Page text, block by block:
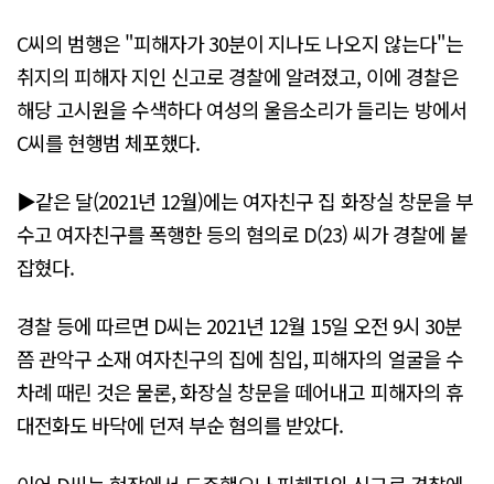
C씨의 범행은 "피해자가 30분이 지나도 나오지 않는다"는
취지의 피해자 지인 신고로 경찰에 알려졌고, 이에 경찰은
해당 고시원을 수색하다 여성의 울음소리가 들리는 방에서
C씨를 현행범 체포했다.
▶같은 달(2021년 12월)에는 여자친구 집 화장실 창문을 부
수고 여자친구를 폭행한 등의 혐의로 D(23) 씨가 경찰에 붙
잡혔다.
경찰 등에 따르면 D씨는 2021년 12월 15일 오전 9시 30분
쯤 관악구 소재 여자친구의 집에 침입, 피해자의 얼굴을 수
차례 때린 것은 물론, 화장실 창문을 떼어내고 피해자의 휴
대전화도 바닥에 던져 부순 혐의를 받았다.